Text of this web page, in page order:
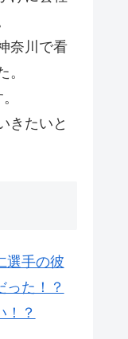
奈川で看
。
きたいと
選手の彼
った！？
！？